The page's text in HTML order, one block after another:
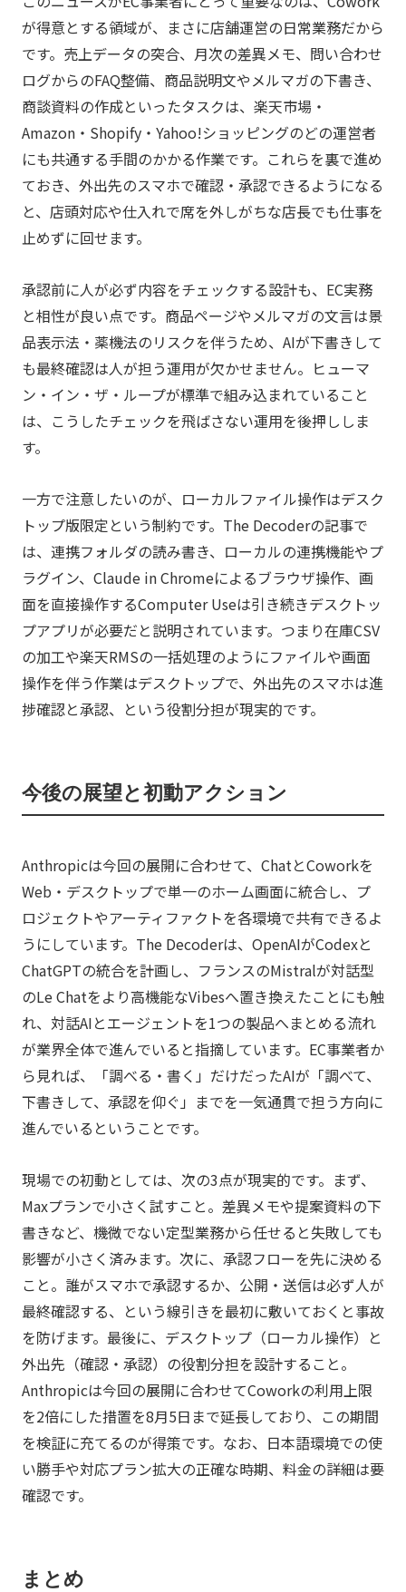
が得意とする領域が、まさに店舗運営の日常業務だから
です。売上データの突合、月次の差異メモ、問い合わせ
ログからのFAQ整備、商品説明文やメルマガの下書き、
商談資料の作成といったタスクは、楽天市場・
Amazon・Shopify・Yahoo!ショッピングのどの運営者
にも共通する手間のかかる作業です。これらを裏で進め
ておき、外出先のスマホで確認・承認できるようになる
と、店頭対応や仕入れで席を外しがちな店長でも仕事を
止めずに回せます。
承認前に人が必ず内容をチェックする設計も、EC実務
と相性が良い点です。商品ページやメルマガの文言は景
品表示法・薬機法のリスクを伴うため、AIが下書きして
も最終確認は人が担う運用が欠かせません。ヒューマ
ン・イン・ザ・ループが標準で組み込まれていること
は、こうしたチェックを飛ばさない運用を後押ししま
す。
一方で注意したいのが、ローカルファイル操作はデスク
トップ版限定という制約です。The Decoderの記事で
は、連携フォルダの読み書き、ローカルの連携機能やプ
ラグイン、Claude in Chromeによるブラウザ操作、画
面を直接操作するComputer Useは引き続きデスクトッ
プアプリが必要だと説明されています。つまり在庫CSV
の加工や楽天RMSの一括処理のようにファイルや画面
操作を伴う作業はデスクトップで、外出先のスマホは進
捗確認と承認、という役割分担が現実的です。
今後の展望と初動アクション
Anthropicは今回の展開に合わせて、ChatとCoworkを
Web・デスクトップで単一のホーム画面に統合し、プ
ロジェクトやアーティファクトを各環境で共有できるよ
うにしています。The Decoderは、OpenAIがCodexと
ChatGPTの統合を計画し、フランスのMistralが対話型
のLe Chatをより高機能なVibesへ置き換えたことにも触
れ、対話AIとエージェントを1つの製品へまとめる流れ
が業界全体で進んでいると指摘しています。EC事業者か
ら見れば、「調べる・書く」だけだったAIが「調べて、
下書きして、承認を仰ぐ」までを一気通貫で担う方向に
進んでいるということです。
現場での初動としては、次の3点が現実的です。まず、
Maxプランで小さく試すこと。差異メモや提案資料の下
書きなど、機微でない定型業務から任せると失敗しても
影響が小さく済みます。次に、承認フローを先に決める
こと。誰がスマホで承認するか、公開・送信は必ず人が
最終確認する、という線引きを最初に敷いておくと事故
を防げます。最後に、デスクトップ（ローカル操作）と
外出先（確認・承認）の役割分担を設計すること。
Anthropicは今回の展開に合わせてCoworkの利用上限
を2倍にした措置を8月5日まで延長しており、この期間
を検証に充てるのが得策です。なお、日本語環境での使
い勝手や対応プラン拡大の正確な時期、料金の詳細は要
確認です。
まとめ